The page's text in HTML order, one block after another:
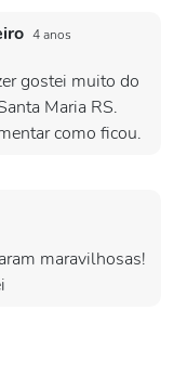
4 anos
gostei muito do
Maria RS.
como ficou.
maravilhosas!